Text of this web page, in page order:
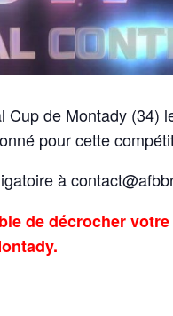
de Montady (34)
pour cette
à
de décrocher votre